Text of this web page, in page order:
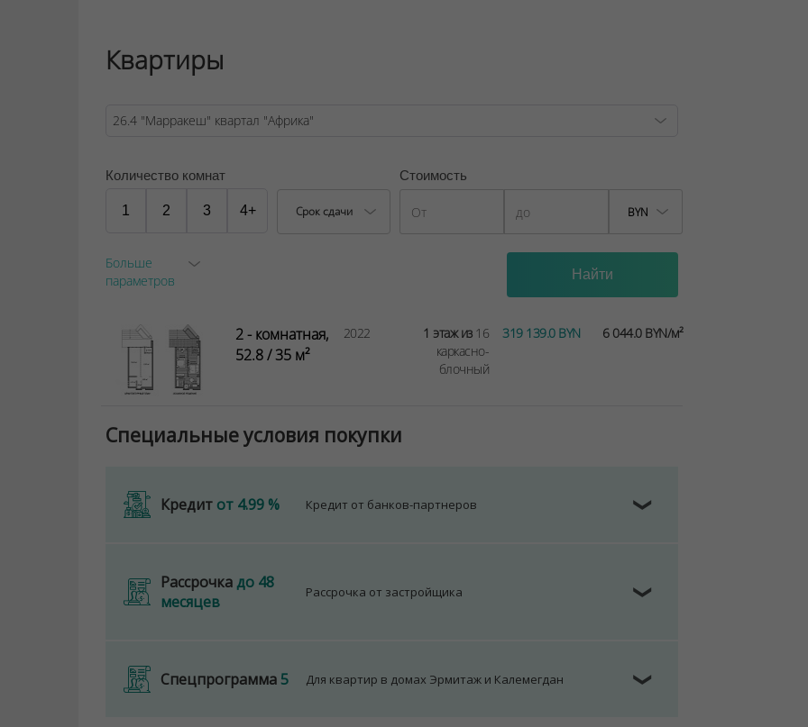
Квартиры
Количество комнат
1 2 3 4+ Срок сдачи
Стоимость
BYN
Больше
параметров
2 - комнатная,
52.8 / 35 м²
2022 1 этаж из16
каркасно-
блочный
319 139.0 BYN 6 044.0 BYN/м²
Специальные условия покупки
Кредит от 4.99 % Кредит от банков-партнеров ❯
Рассрочкадо 48
месяцев
Рассрочка от застройщика ❯
Спецпрограмма5 Для квартир в домах Эрмитаж и Калемегдан ❯